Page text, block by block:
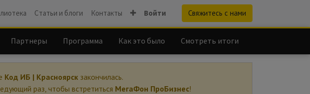
Статьи и блоги Контакты Войти Свяжитесь с нами
Партнеры Программа Как это было Смотреть итоги
Код ИБ | Красноярскзакончилась.
раз, чтобы встретиться МегаФон ПроБизнес!